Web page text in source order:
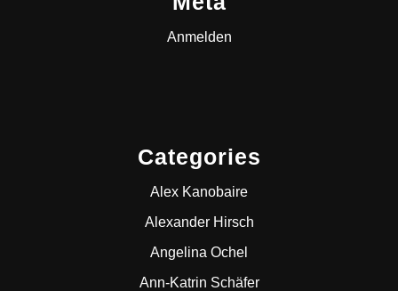
Anmelden
Categories
Alex Kanobaire
Alexander Hirsch
Angelina Ochel
Ann-Katrin Schäfer